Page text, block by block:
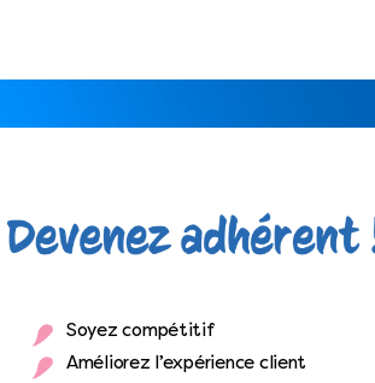
Soyez compétitif
Améliorez l’expérience client